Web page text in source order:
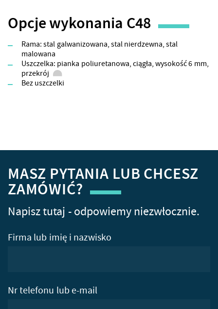
Opcje wykonania C48
Rama: stal galwanizowana, stal nierdzewna, stal
malowana
Uszczelka: pianka poliuretanowa, ciągła, wysokość 6 mm,
przekrój
Bez uszczelki
MASZ PYTANIA LUB CHCESZ
ZAMÓWIĆ?
Napisz tutaj - odpowiemy niezwłocznie.
Firma lub imię i nazwisko
Nr telefonu lub e-mail